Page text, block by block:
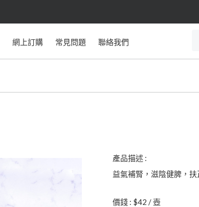
網上訂購 常見問題 聯絡我們
產品描述 :
益氣補腎，滋陰健脾，
價錢 : $42 / 壺